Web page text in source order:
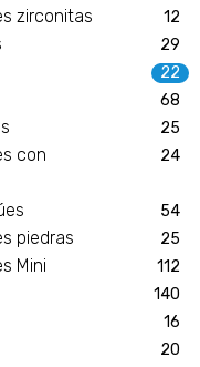
zirconitas 12
29
22
68
25
con
24
54
piedras 25
Mini 112
140
16
20